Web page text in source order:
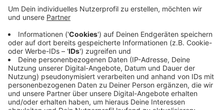
Lippe nur rund 204. Im Vergleich mit anderen
während Westfalen-Lippe auf dem drittletzten Platz
rangiert, wie aus einer Auswertung der
Kassenärztlichen Bundesvereinigung (KBV) hervorgeht,
die der Nachrichtenagentur dpa vorliegt.
Vor Nordrhein liegen demnach nur die Stadtstaaten
Hamburg (310), Bremen (308) und Berlin (299). Hinter